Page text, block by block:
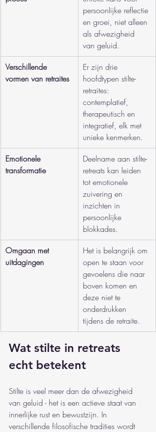
persoonlijke reflectie
en groei, niet alleen
als afwezigheid
van geluid.
Verschillende
vormen van retraites
Er zijn drie
hoofdtypen stilte-
retraites:
contemplatief,
therapeutisch en
integratief, elk met
unieke kenmerken.
Emotionele
transformatie
Deelname aan stilte-
retreats kan leiden
tot emotionele
zuivering en
inzichten in
persoonlijke
blokkades.
Omgaan met
uitdagingen
Het is belangrijk om
open te staan voor
gevoelens die naar
boven komen en
deze niet te
onderdrukken
tijdens de retraite.
Wat stilte in retreats
echt betekent
Stilte is veel meer dan de afwezigheid
van geluid - het is een actieve staat van
innerlijke rust en bewustzijn. In
verschillende filosofische tradities wordt